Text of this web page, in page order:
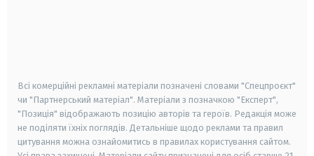
Всі комерційні рекламні матеріали позначені словами "Спецпроєкт"
чи "Партнерський матеріал". Матеріали з позначкою "Експерт",
"Позиція" відображають позицію авторів та героїв. Редакція може
не поділяти їхніх поглядів. Детальніше щодо реклами та правил
цитування можна ознайомитись в правилах користування сайтом.